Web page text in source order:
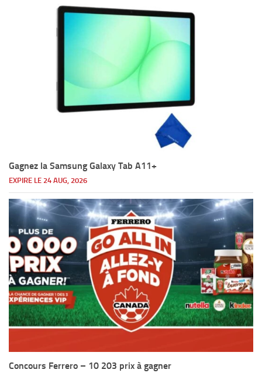
Gagnez la Samsung Galaxy Tab A11+
EXPIRE LE 24 AUG, 2026
Concours Ferrero – 10 203 prix à gagner